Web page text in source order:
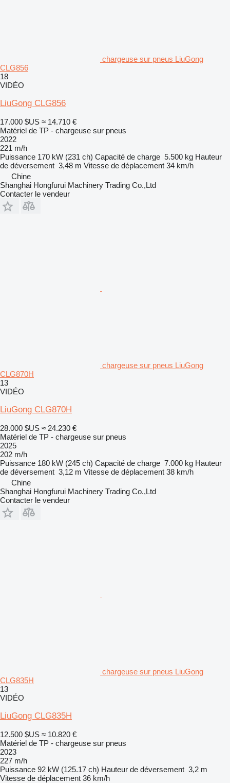
chargeuse sur pneus LiuGong
CLG856
18
VIDÉO
LiuGong CLG856
17.000 $US ≈ 14.710 €
Matériel de TP - chargeuse sur pneus
2022
221 m/h
Puissance 170 kW (231 ch) Capacité de charge 5.500 kg Hauteur
de déversement 3,48 m Vitesse de déplacement 34 km/h
Chine
Shanghai Hongfurui Machinery Trading Co.,Ltd
Contacter le vendeur
chargeuse sur pneus LiuGong
CLG870H
13
VIDÉO
LiuGong CLG870H
28.000 $US ≈ 24.230 €
Matériel de TP - chargeuse sur pneus
2025
202 m/h
Puissance 180 kW (245 ch) Capacité de charge 7.000 kg Hauteur
de déversement 3,12 m Vitesse de déplacement 38 km/h
Chine
Shanghai Hongfurui Machinery Trading Co.,Ltd
Contacter le vendeur
chargeuse sur pneus LiuGong
CLG835H
13
VIDÉO
LiuGong CLG835H
12.500 $US ≈ 10.820 €
Matériel de TP - chargeuse sur pneus
2023
227 m/h
Puissance 92 kW (125.17 ch) Hauteur de déversement 3,2 m
Vitesse de déplacement 36 km/h